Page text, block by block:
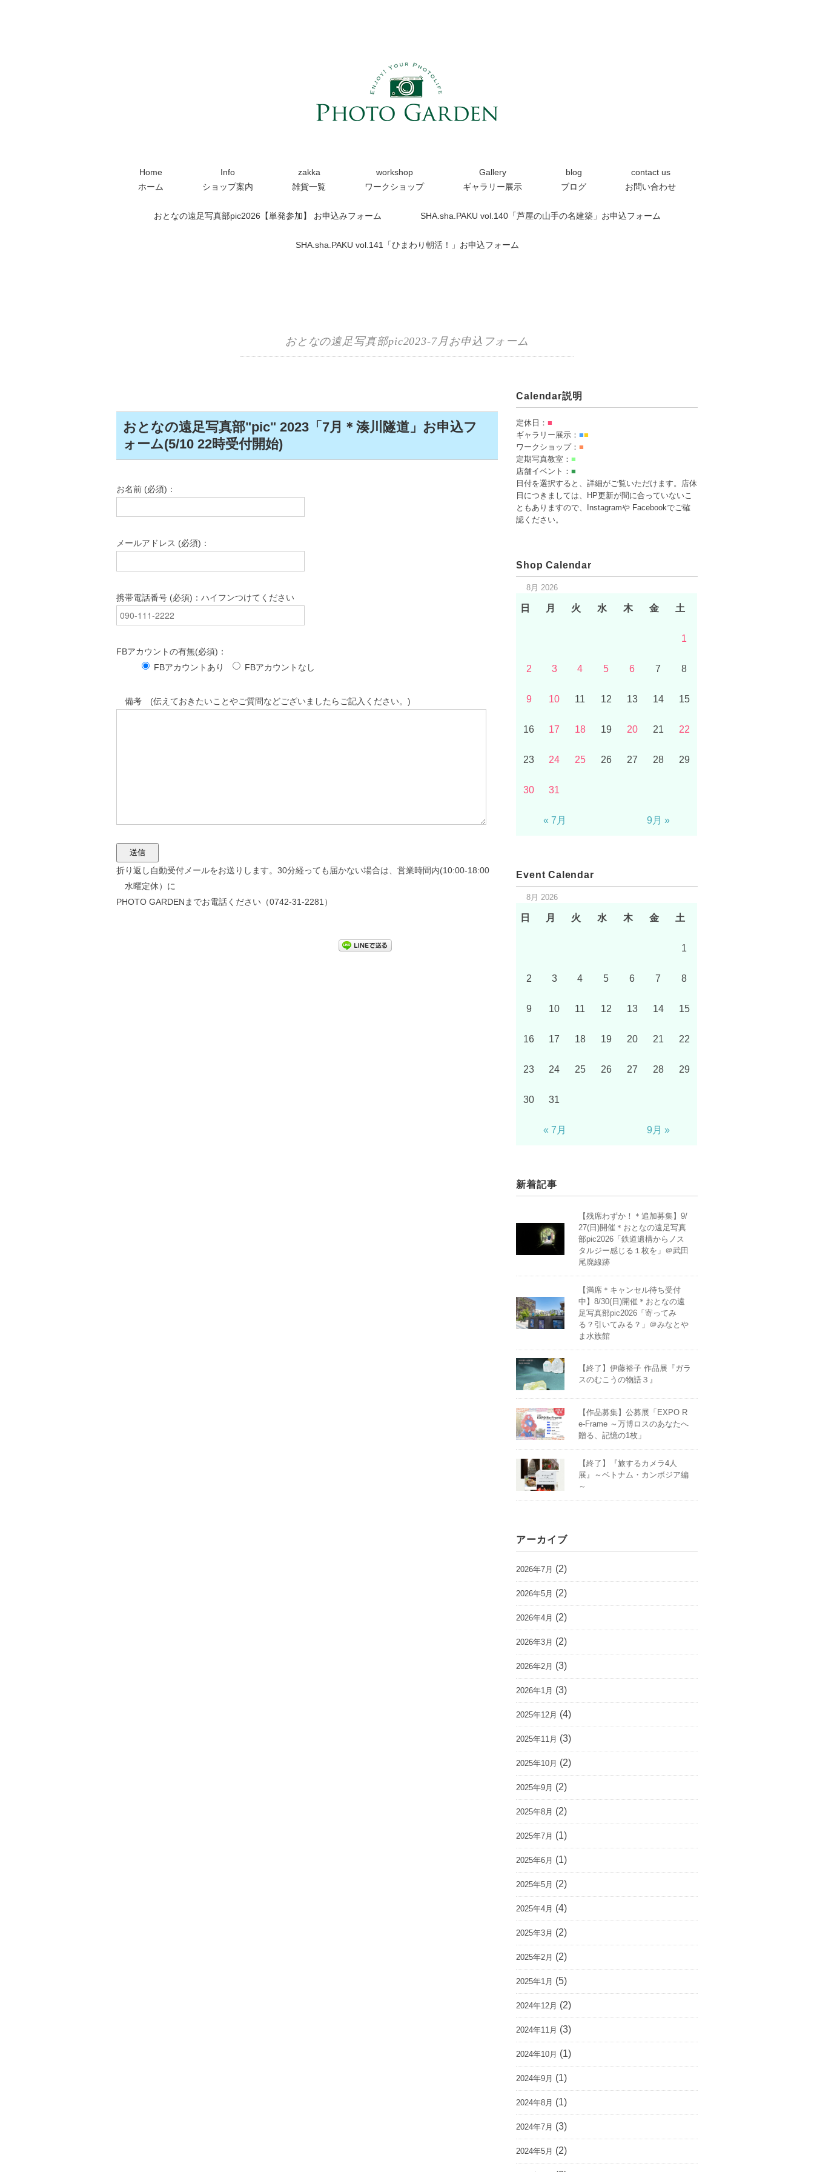
Home
ホーム
Info
ショップ案内
zakka
雑貨一覧
workshop
ワークショップ
Gallery
ギャラリー展示
blog
ブログ
contact us
お問い合わせ
おとなの遠足写真部pic2026【単発参加】 お申込みフォーム SHA.sha.PAKU vol.140「芦屋の山手の名建築」お申込フォーム
SHA.sha.PAKU vol.141「ひまわり朝活！」お申込フォーム
おとなの遠足写真部pic2023-7月お申込フォーム
おとなの遠足写真部"pic" 2023「7月＊湊川隧道」お申込フ
ォーム(5/10 22時受付開始)
お名前 (必須)：
メールアドレス (必須)：
携帯電話番号 (必須)：ハイフンつけてください
FBアカウントの有無(必須)：
FBアカウントあり
FBアカウントなし
備考 (伝えておきたいことやご質問などございましたらご記入ください。)
折り返し自動受付メールをお送りします。30分経っても届かない場合は、営業時間内(10:00-18:00
水曜定休）に
PHOTO GARDENまでお電話ください（0742-31-2281）
Calendar説明
定休日：■
ギャラリー展示：■■
ワークショップ：■
定期写真教室：■
店舗イベント：■
日付を選択すると、詳細がご覧いただけます。店休
日につきましては、HP更新が間に合っていないこ
ともありますので、Instagramや Facebookでご確
認ください。
Shop Calendar
8月 2026
日 月 火 水 木 金 土
1
2 3 4 5 6 7 8
9 10 11 12 13 14 15
16 17 18 19 20 21 22
23 24 25 26 27 28 29
30 31
« 7月 9月 »
Event Calendar
8月 2026
日 月 火 水 木 金 土
1
2 3 4 5 6 7 8
9 10 11 12 13 14 15
16 17 18 19 20 21 22
23 24 25 26 27 28 29
30 31
« 7月 9月 »
新着記事
【残席わずか！＊追加募集】9/
27(日)開催＊おとなの遠足写真
部pic2026「鉄道遺構からノス
タルジー感じる１枚を」＠武田
尾廃線跡
【満席＊キャンセル待ち受付
中】8/30(日)開催＊おとなの遠
足写真部pic2026「寄ってみ
る？引いてみる？」＠みなとや
ま水族館
【終了】伊藤裕子 作品展『ガラ
スのむこうの物語３』
【作品募集】公募展「EXPO R
e-Frame ～万博ロスのあなたへ
贈る、記憶の1枚」
【終了】『旅するカメラ4人
展』～ベトナム・カンボジア編
～
アーカイブ
2026年7月 (2)
2026年5月 (2)
2026年4月 (2)
2026年3月 (2)
2026年2月 (3)
2026年1月 (3)
2025年12月 (4)
2025年11月 (3)
2025年10月 (2)
2025年9月 (2)
2025年8月 (2)
2025年7月 (1)
2025年6月 (1)
2025年5月 (2)
2025年4月 (4)
2025年3月 (2)
2025年2月 (2)
2025年1月 (5)
2024年12月 (2)
2024年11月 (3)
2024年10月 (1)
2024年9月 (1)
2024年8月 (1)
2024年7月 (3)
2024年5月 (2)